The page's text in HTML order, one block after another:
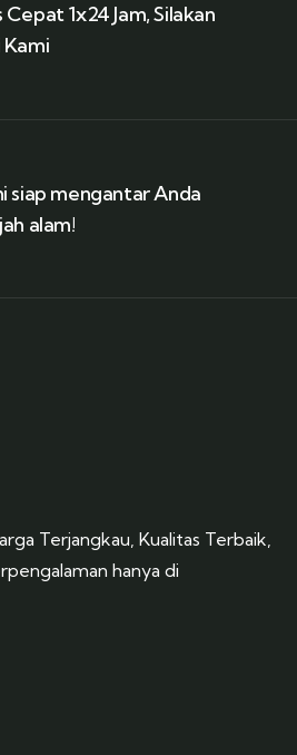
Cepat 1x24 Jam, Silakan
siap mengantar Anda
alam!
Terjangkau, Kualitas Terbaik,
hanya di